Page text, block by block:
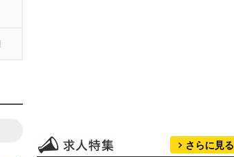
さらに見る